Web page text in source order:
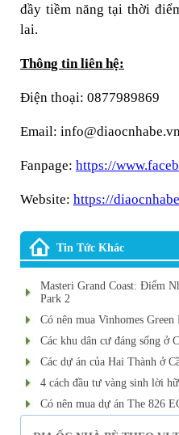
đầy tiềm năng tại thời
lai.
Thông tin liên hệ:
Điện thoại: 0877989869
Email: info@diaocnhabe.vn
Fanpage: https://
Website: https://
Tin Tức Khác
Masteri Grand Coast: Điểm
Park 2
Có nên mua Vinhomes Green
Các khu dân cư đáng sống ở
Các dự án của Hai Thành ở
4 cách đầu tư vàng sinh lời
Có nên mua dự án The 826